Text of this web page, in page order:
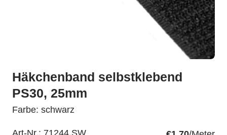
Häkchenband selbstklebend
PS30, 25mm
Farbe: schwarz